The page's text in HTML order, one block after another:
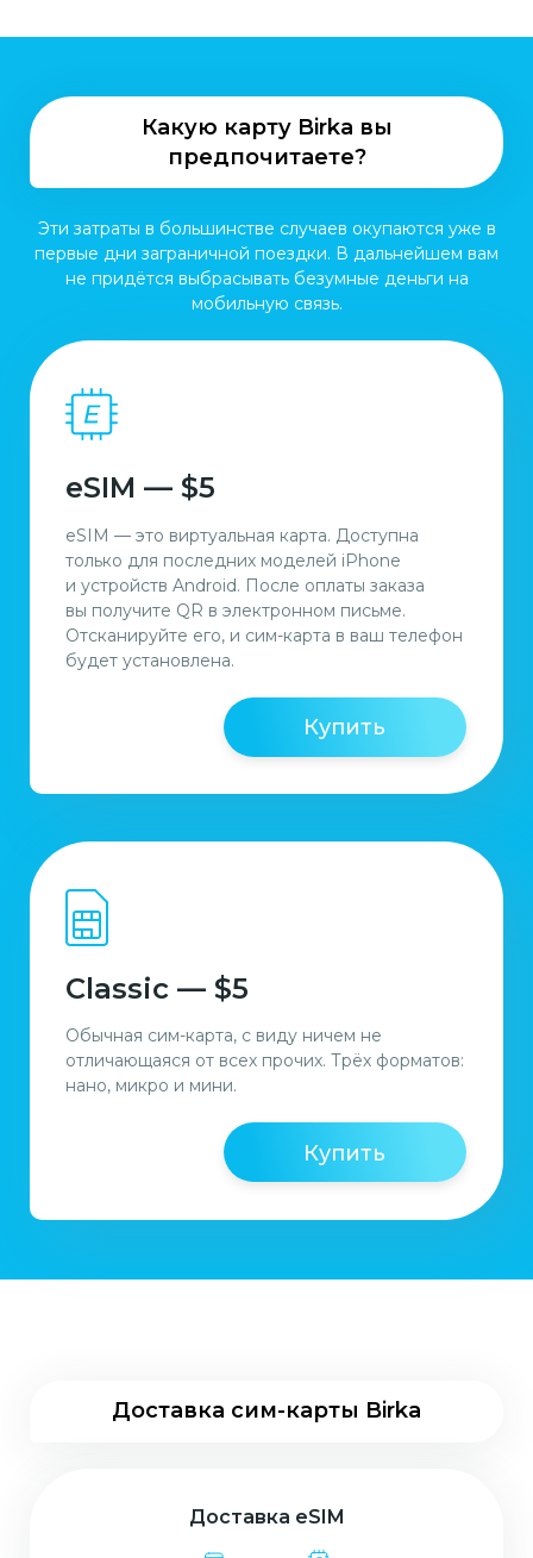
Какую карту Birka вы
предпочитаете?
Эти затраты в большинстве случаев окупаются уже в
первые дни заграничной поездки. В дальнейшем вам
не придётся выбрасывать безумные деньги на
мобильную связь.
eSIM — $5
eSIM — это виртуальная карта. Доступна
только для последних моделей iPhone
и устройств Android. После оплаты заказа
вы получите QR в электронном письме.
Отсканируйте его, и сим-карта в ваш телефон
будет установлена.
Купить
Classic — $5
Обычная сим-карта, с виду ничем не
отличающаяся от всех прочих. Трёх форматов:
нано, микро и мини.
Купить
Доставка сим-карты Birka
Доставка eSIM